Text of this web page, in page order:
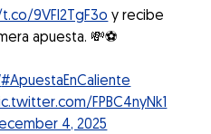
9VFI2TgF3o y recibe
apuesta. 💸⚽️
#ApuestaEnCaliente
FPBC4nyNk1
4, 2025